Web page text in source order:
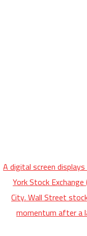
A digital screen
York Stock
City. Wall Street
momentum after a